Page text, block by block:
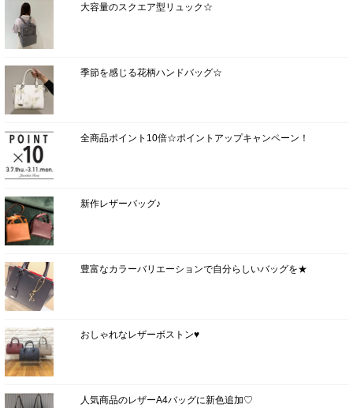
大容量のスクエア型リュック☆
季節を感じる花柄ハンドバッグ☆
全商品ポイント10倍☆ポイントアップキャンペーン！
新作レザーバッグ♪
豊富なカラーバリエーションで自分らしいバッグを★
おしゃれなレザーボストン♥
人気商品のレザーA4バッグに新色追加♡